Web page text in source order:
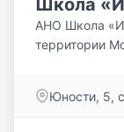
Школа
АНО Школа
территории
являлась
Юности, 5,